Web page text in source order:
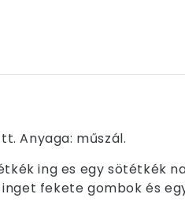
Anyaga: műszál.
ing es egy sötétkék
fekete gombok és